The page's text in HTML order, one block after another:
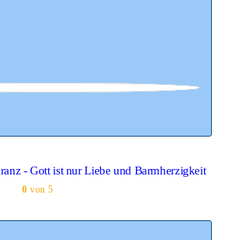
- Gott ist nur Liebe und Barmherzigkeit
0 von 5